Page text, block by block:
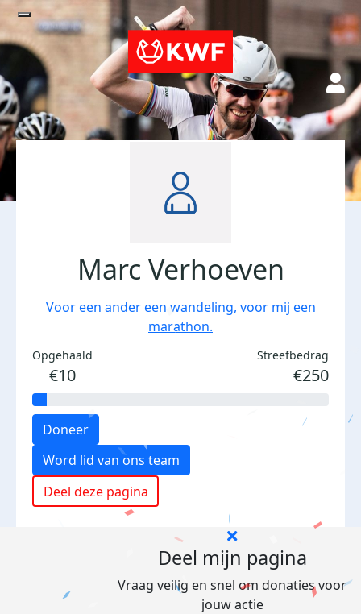
Marc Verhoeven
Voor een ander een wandeling, voor mij een
marathon.
Opgehaald
€10
Streefbedrag
€250
Doneer
Word lid van ons team
Deel deze pagina
Deel mijn pagina
Vraag veilig en snel om donaties voor
jouw actie